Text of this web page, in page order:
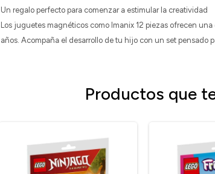
Un regalo perfecto para comenzar a estimular la creatividad
Los juguetes magnéticos como Imanix 12 piezas ofrecen
años. Acompaña el desarrollo de tu hijo con un set pensado
Productos que